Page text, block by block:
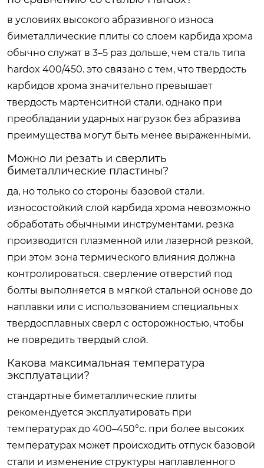
в условиях высокого абразивного износа
биметаллические плиты со слоем карбида хрома
обычно служат в 3–5 раз дольше, чем сталь типа
hardox 400/450. это связано с тем, что твердость
карбидов хрома значительно превышает
твердость мартенситной стали. однако при
преобладании ударных нагрузок без абразива
преимущества могут быть менее выраженными.
Можно ли резать и сверлить
биметаллические пластины?
да, но только со стороны базовой стали.
износостойкий слой карбида хрома невозможно
обработать обычными инструментами. резка
производится плазменной или лазерной резкой,
при этом зона термического влияния должна
контролироваться. сверление отверстий под
болты выполняется в мягкой стальной основе до
наплавки или с использованием специальных
твердосплавных сверл с осторожностью, чтобы
не повредить твердый слой.
Какова максимальная температура
эксплуатации?
стандартные биметаллические плиты
рекомендуется эксплуатировать при
температурах до 400–450°c. при более высоких
температурах может происходить отпуск базовой
стали и изменение структуры наплавленного